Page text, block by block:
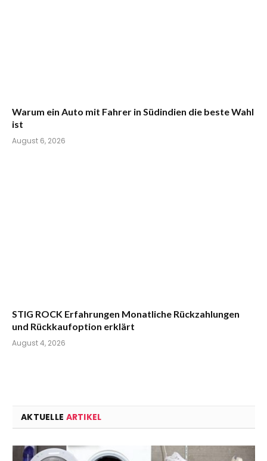
Warum ein Auto mit Fahrer in Südindien die beste Wahl
ist
August 6, 2026
STIG ROCK Erfahrungen Monatliche Rückzahlungen
und Rückkaufoption erklärt
August 4, 2026
AKTUELLE ARTIKEL